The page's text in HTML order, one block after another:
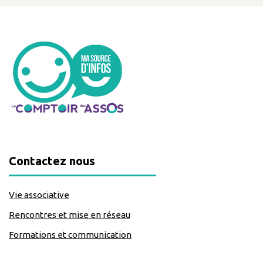
Contactez nous
Vie associative
Rencontres et mise en réseau
Formations et communication